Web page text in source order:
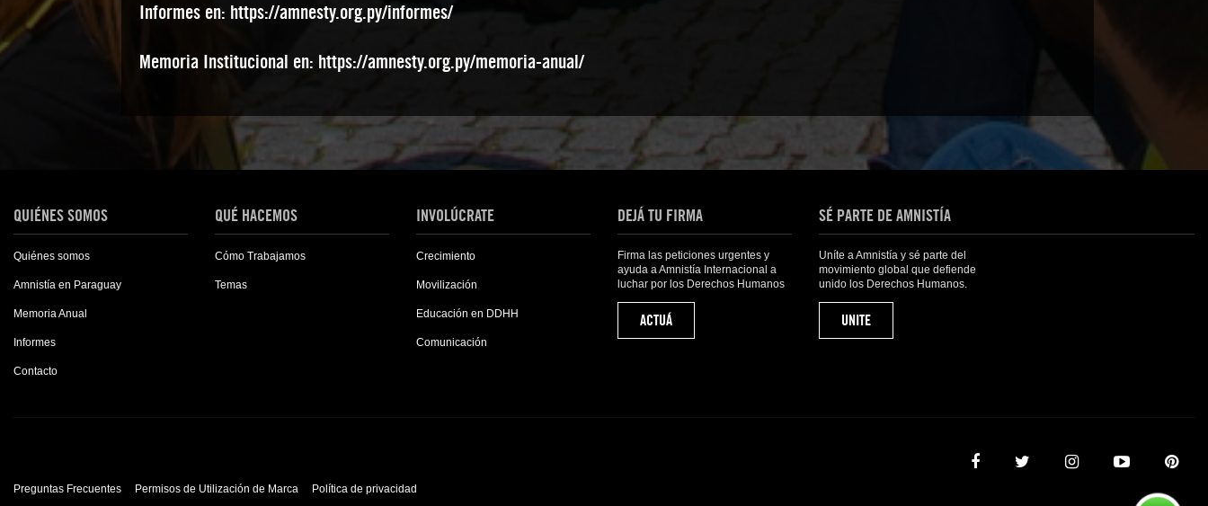
Informes en: https://amnesty.org.py/informes/
Memoria Institucional en: https://amnesty.org.py/memoria-anual/
QUIÉNES SOMOS
Quiénes somos
Amnistía en Paraguay
Memoria Anual
Informes
Contacto
QUÉ HACEMOS
Cómo Trabajamos
Temas
INVOLÚCRATE
Crecimiento
Movilización
Educación en DDHH
Comunicación
DEJÁ TU FIRMA
Firma las peticiones urgentes y
ayuda a Amnistía Internacional a
luchar por los Derechos Humanos
ACTUÁ
SÉ PARTE DE AMNISTÍA
Uníte a Amnistía y sé parte del
movimiento global que defiende
unido los Derechos Humanos.
UNITE
Preguntas Frecuentes Permisos de Utilización de Marca Política de privacidad